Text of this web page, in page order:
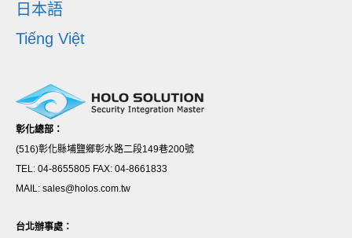
日本語
Tiếng Việt
彰化總部：
(516)彰化縣埔鹽鄉彰水路二段149巷200號
TEL: 04-8655805 FAX: 04-8661833
MAIL: sales@holos.com.tw
台北辦事處：